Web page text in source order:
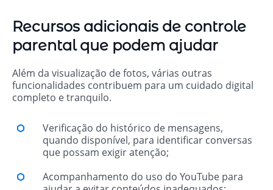
Recursos adicionais de controle
parental que podem ajudar
Além da visualização de fotos, várias outras
funcionalidades contribuem para um cuidado digital
completo e tranquilo.
Verificação do histórico de mensagens,
quando disponível, para identificar conversas
que possam exigir atenção;
Acompanhamento do uso do YouTube para